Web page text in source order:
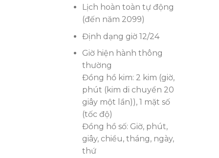
Lịch hoàn toàn tự động
(đến năm 2099)
Định dạng giờ 12/24
Giờ hiện hành thông
thường
Đồng hồ kim: 2 kim (giờ,
phút (kim di chuyển 20
giây một lần)), 1 mặt số
(tốc độ)
Đồng hồ số: Giờ, phút,
giây, chiều, tháng, ngày,
thứ